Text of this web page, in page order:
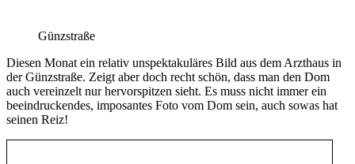
Günzstraße
Diesen Monat ein relativ unspektakuläres Bild aus dem Arzthaus in
der Günzstraße. Zeigt aber doch recht schön, dass man den Dom
auch vereinzelt nur hervorspitzen sieht. Es muss nicht immer ein
beeindruckendes, imposantes Foto vom Dom sein, auch sowas hat
seinen Reiz!